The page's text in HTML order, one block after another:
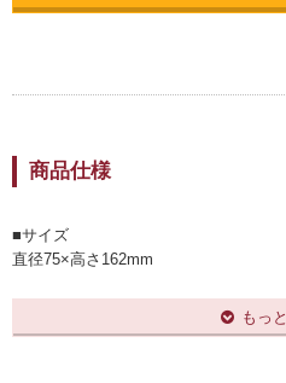
商品仕様
■サイズ
直径75×高さ162mm
（クロム18%ニッケル8%）
もっ